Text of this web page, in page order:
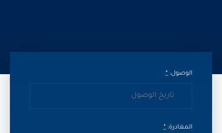
الوصول: *
المغادرة: *